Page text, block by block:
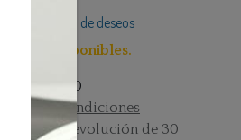
Añadir a lista de deseos
1 Uni disponibles.
: 1.0
y condiciones
de devolución de 30